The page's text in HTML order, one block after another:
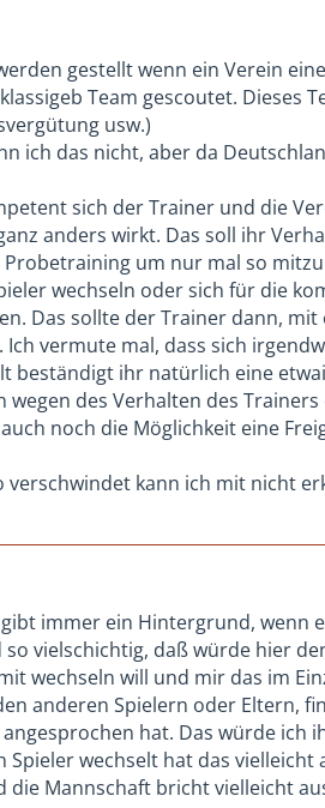
gestellt wenn ein Verein
Team gescoutet. Dieses
usw.)
ich das nicht, aber da
sich der Trainer und die
anders wirkt. Das soll ihr
Probetraining um nur mal so
wechseln oder sich für die
Das sollte der Trainer dann,
vermute mal, dass sich
beständigt ihr natürlich eine
wegen des Verhalten des
noch die Möglichkeit eine
verschwindet kann ich mit nicht
gibt immer ein Hintergrund, wenn
vielschichtig, daß würde hier
wechseln will und mir das im
anderen Spielern oder Eltern,
hat. Das würde ich
Spieler wechselt hat das
die Mannschaft bricht vielleicht